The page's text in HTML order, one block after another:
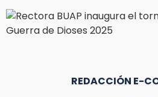
REDACCIÓN E-